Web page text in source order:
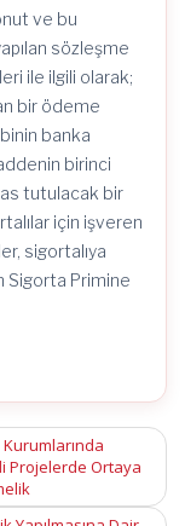
ve bu
sözleşme
ile ilgili olarak;
bir ödeme
banka
birinci
tutulacak bir
için işveren
sigortalıya
Sigorta Primine
Projelerde Ortaya